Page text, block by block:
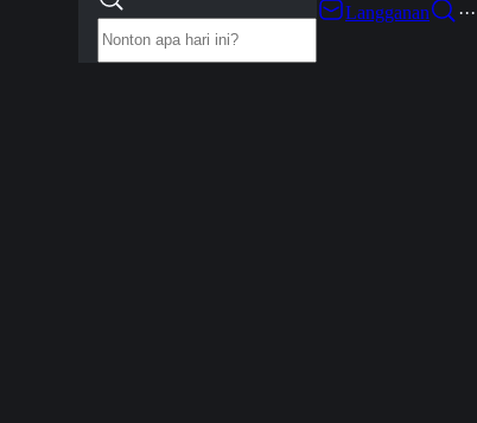
Langganan
···